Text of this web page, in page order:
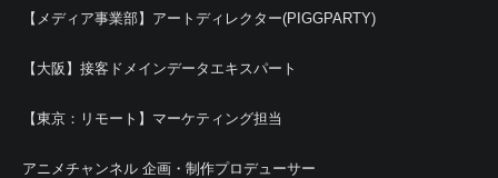
【メディア事業部】アートディレクター(PIGGPARTY)
【大阪】接客ドメインデータエキスパート
【東京：リモート】マーケティング担当
アニメチャンネル 企画・制作プロデューサー